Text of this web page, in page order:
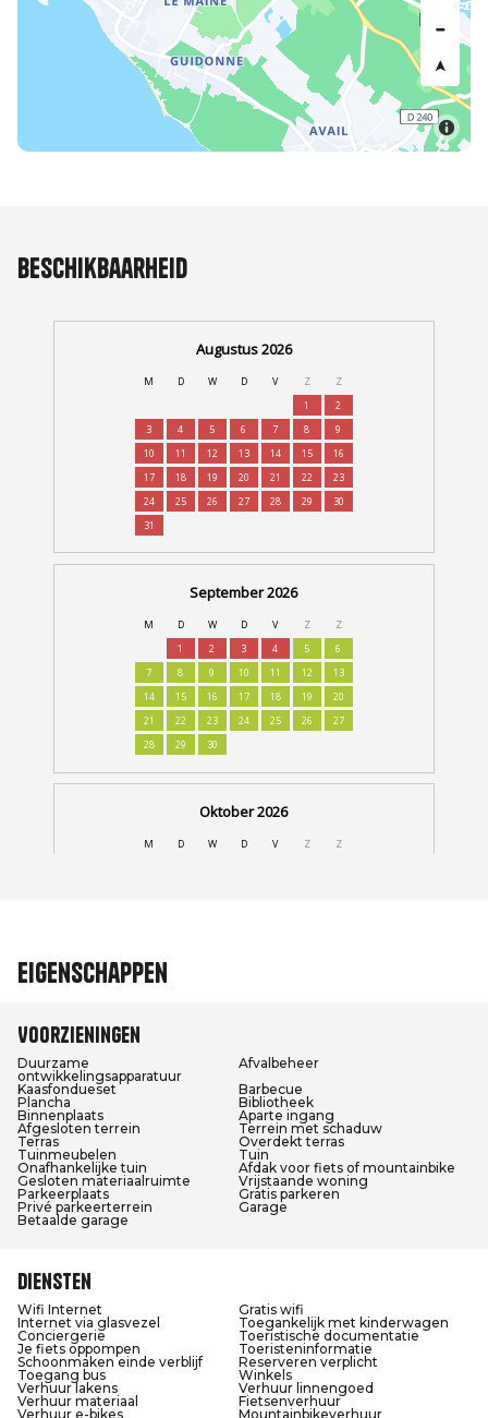
Beschikbaarheid
Eigenschappen
Voorzieningen
Duurzame
ontwikkelingsapparatuur
Afvalbeheer
Kaasfondueset
Barbecue
Plancha
Bibliotheek
Binnenplaats
Aparte ingang
Afgesloten terrein
Terrein met schaduw
Terras
Overdekt terras
Tuinmeubelen
Tuin
Onafhankelijke tuin
Afdak voor fiets of mountainbike
Gesloten materiaalruimte
Vrijstaande woning
Parkeerplaats
Gratis parkeren
Privé parkeerterrein
Garage
Betaalde garage
Diensten
Wifi Internet
Gratis wifi
Internet via glasvezel
Toegankelijk met kinderwagen
Conciergerie
Toeristische documentatie
Je fiets oppompen
Toeristeninformatie
Schoonmaken einde verblijf
Reserveren verplicht
Toegang bus
Winkels
Verhuur lakens
Verhuur linnengoed
Verhuur materiaal
Fietsenverhuur
Verhuur e-bikes
Mountainbikeverhuur